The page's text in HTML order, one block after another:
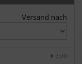
Versand nach
€ 7,00